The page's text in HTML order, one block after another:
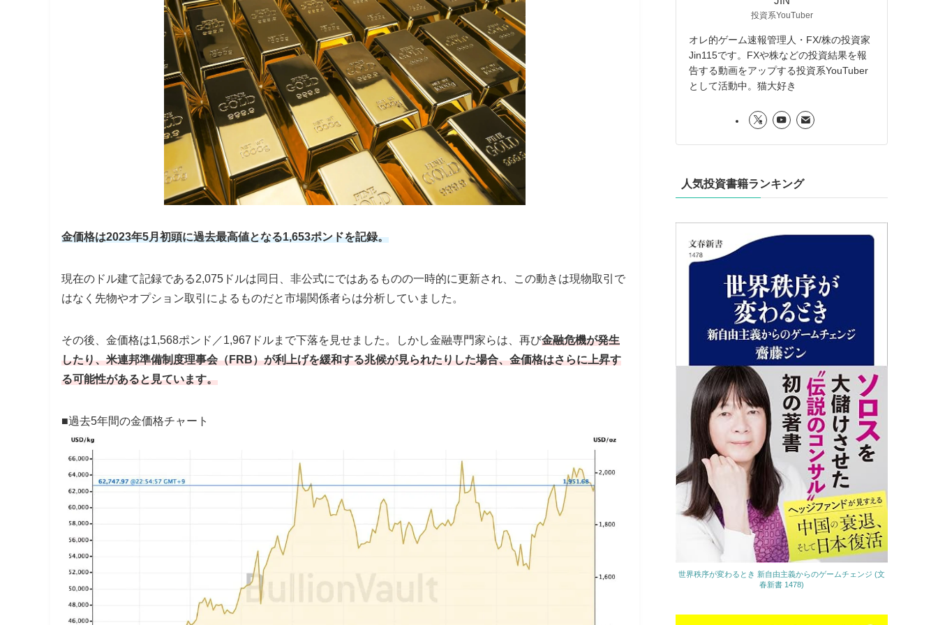
金価格は2023年5月初頭に過去最高値となる1,653ポンドを記録。
現在のドル建て記録である2,075ドルは同日、非公式にではあるものの一時的に更新され、この動きは現物取引で
はなく先物やオプション取引によるものだと市場関係者らは分析していました。
その後、金価格は1,568ポンド／1,967ドルまで下落を見せました。しかし金融専門家らは、再び金融危機が発生
したり、米連邦準備制度理事会（FRB）が利上げを緩和する兆候が見られたりした場合、金価格はさらに上昇す
る可能性があると見ています。
■過去5年間の金価格チャート
投資系YouTuber
オレ的ゲーム速報管理人・FX/株の投資家
Jin115です。FXや株などの投資結果を報
告する動画をアップする投資系YouTuber
として活動中。猫大好き
人気投資書籍ランキング
世界秩序が変わるとき 新自由主義からのゲームチェンジ (文
春新書 1478)